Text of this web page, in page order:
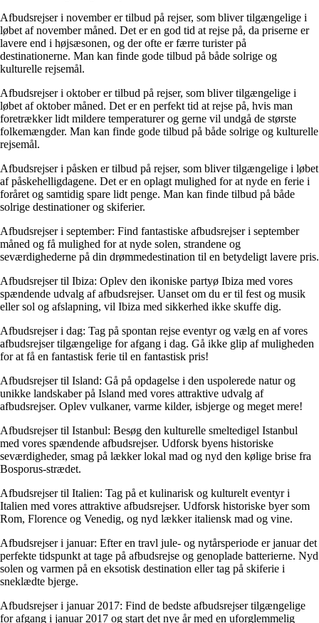
Afbudsrejser i november er tilbud på rejser, som bliver tilgængelige i
løbet af november måned. Det er en god tid at rejse på, da priserne er
lavere end i højsæsonen, og der ofte er færre turister på
destinationerne. Man kan finde gode tilbud på både solrige og
kulturelle rejsemål.
Afbudsrejser i oktober er tilbud på rejser, som bliver tilgængelige i
løbet af oktober måned. Det er en perfekt tid at rejse på, hvis man
foretrækker lidt mildere temperaturer og gerne vil undgå de største
folkemængder. Man kan finde gode tilbud på både solrige og kulturelle
rejsemål.
Afbudsrejser i påsken er tilbud på rejser, som bliver tilgængelige i løbet
af påskehelligdagene. Det er en oplagt mulighed for at nyde en ferie i
foråret og samtidig spare lidt penge. Man kan finde tilbud på både
solrige destinationer og skiferier.
Afbudsrejser i september: Find fantastiske afbudsrejser i september
måned og få mulighed for at nyde solen, strandene og
seværdighederne på din drømmedestination til en betydeligt lavere pris.
Afbudsrejser til Ibiza: Oplev den ikoniske partyø Ibiza med vores
spændende udvalg af afbudsrejser. Uanset om du er til fest og musik
eller sol og afslapning, vil Ibiza med sikkerhed ikke skuffe dig.
Afbudsrejser i dag: Tag på spontan rejse eventyr og vælg en af vores
afbudsrejser tilgængelige for afgang i dag. Gå ikke glip af muligheden
for at få en fantastisk ferie til en fantastisk pris!
Afbudsrejser til Island: Gå på opdagelse i den uspolerede natur og
unikke landskaber på Island med vores attraktive udvalg af
afbudsrejser. Oplev vulkaner, varme kilder, isbjerge og meget mere!
Afbudsrejser til Istanbul: Besøg den kulturelle smeltedigel Istanbul
med vores spændende afbudsrejser. Udforsk byens historiske
seværdigheder, smag på lækker lokal mad og nyd den kølige brise fra
Bosporus-strædet.
Afbudsrejser til Italien: Tag på et kulinarisk og kulturelt eventyr i
Italien med vores attraktive afbudsrejser. Udforsk historiske byer som
Rom, Florence og Venedig, og nyd lækker italiensk mad og vine.
Afbudsrejser i januar: Efter en travl jule- og nytårsperiode er januar det
perfekte tidspunkt at tage på afbudsrejse og genoplade batterierne. Nyd
solen og varmen på en eksotisk destination eller tag på skiferie i
sneklædte bjerge.
Afbudsrejser i januar 2017: Find de bedste afbudsrejser tilgængelige
for afgang i januar 2017 og start det nye år med en uforglemmelig